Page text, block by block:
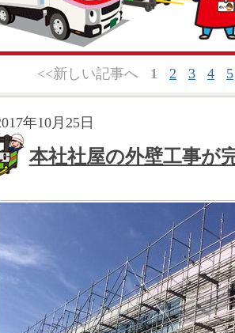
<<新しい記事へ 1 2 3 4 5
年10月25日
本社社屋の外壁工事が